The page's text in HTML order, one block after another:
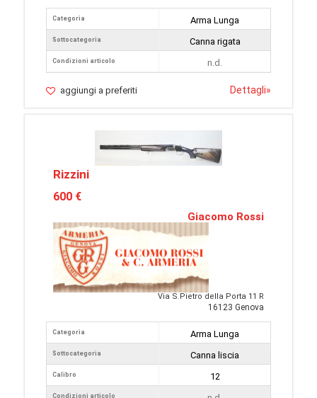
Categoria
Sottocategoria
Condizioni articolo
Arma Lunga
Canna rigata
n.d.
aggiungi a preferiti Dettagli»
Rizzini
600 €
Giacomo Rossi
Via S.Pietro della Porta 11 R
16123 Genova
Categoria
Sottocategoria
Calibro
Condizioni articolo
Arma Lunga
Canna liscia
12